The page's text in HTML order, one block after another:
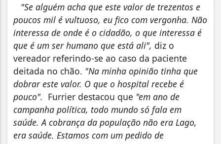
"Se alguém acha que este valor de trezentos e
poucos mil é vultuoso, eu fico com vergonha. Não
interessa de onde é o cidadão, o que interessa é
que é um ser humano que está ali", diz o
vereador referindo-se ao caso da paciente
deitada no chão. "Na minha opinião tinha que
dobrar este valor. O que o hospital recebe é
pouco". Furrier destacou que "em ano de
campanha política, todo mundo só fala em
saúde. A cobrança da população não era Lago,
era saúde. Estamos com um pedido de